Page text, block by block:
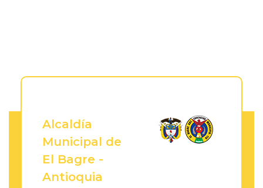
Alcaldía
Municipal de
El Bagre -
Antioquia